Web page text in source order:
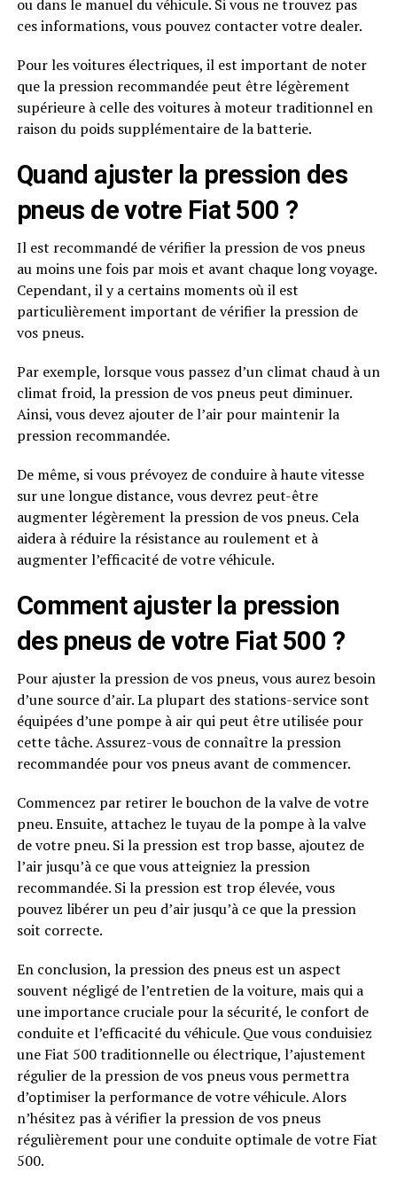
ou dans le manuel du véhicule. Si vous ne trouvez pas
ces informations, vous pouvez contacter votre dealer.
Pour les voitures électriques, il est important de noter
que la pression recommandée peut être légèrement
supérieure à celle des voitures à moteur traditionnel en
raison du poids supplémentaire de la batterie.
Quand ajuster la pression des
pneus de votre Fiat 500 ?
Il est recommandé de vérifier la pression de vos pneus
au moins une fois par mois et avant chaque long voyage.
Cependant, il y a certains moments où il est
particulièrement important de vérifier la pression de
vos pneus.
Par exemple, lorsque vous passez d’un climat chaud à un
climat froid, la pression de vos pneus peut diminuer.
Ainsi, vous devez ajouter de l’air pour maintenir la
pression recommandée.
De même, si vous prévoyez de conduire à haute vitesse
sur une longue distance, vous devrez peut-être
augmenter légèrement la pression de vos pneus. Cela
aidera à réduire la résistance au roulement et à
augmenter l’efficacité de votre véhicule.
Comment ajuster la pression
des pneus de votre Fiat 500 ?
Pour ajuster la pression de vos pneus, vous aurez besoin
d’une source d’air. La plupart des stations-service sont
équipées d’une pompe à air qui peut être utilisée pour
cette tâche. Assurez-vous de connaître la pression
recommandée pour vos pneus avant de commencer.
Commencez par retirer le bouchon de la valve de votre
pneu. Ensuite, attachez le tuyau de la pompe à la valve
de votre pneu. Si la pression est trop basse, ajoutez de
l’air jusqu’à ce que vous atteigniez la pression
recommandée. Si la pression est trop élevée, vous
pouvez libérer un peu d’air jusqu’à ce que la pression
soit correcte.
En conclusion, la pression des pneus est un aspect
souvent négligé de l’entretien de la voiture, mais qui a
une importance cruciale pour la sécurité, le confort de
conduite et l’efficacité du véhicule. Que vous conduisiez
une Fiat 500 traditionnelle ou électrique, l’ajustement
régulier de la pression de vos pneus vous permettra
d’optimiser la performance de votre véhicule. Alors
n’hésitez pas à vérifier la pression de vos pneus
régulièrement pour une conduite optimale de votre Fiat
500.